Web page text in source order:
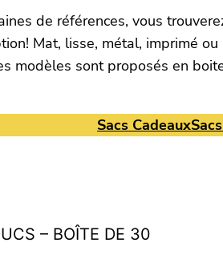
de références, vous
Mat, lisse, métal, imprimé
modèles sont proposés en
Sacs Cadeaux
– BOÎTE DE 30